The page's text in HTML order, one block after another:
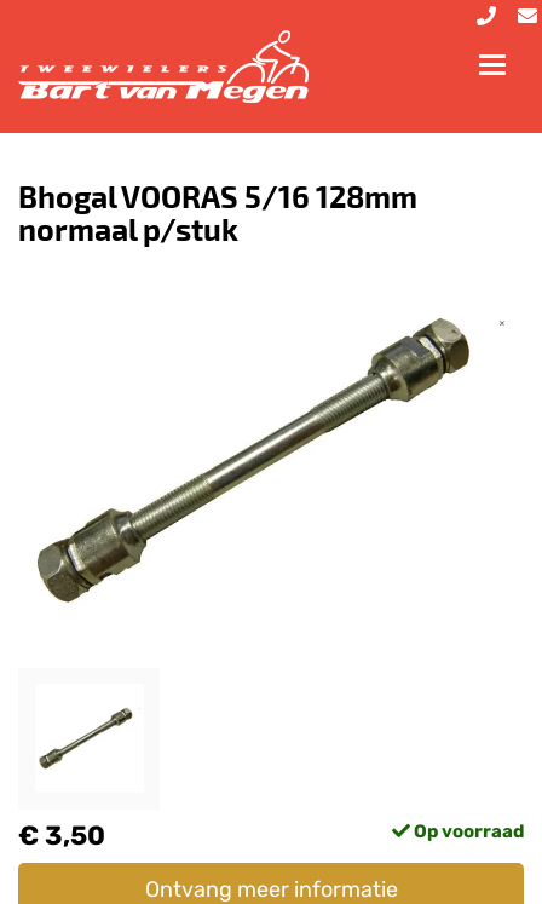
Bhogal VOORAS 5/16 128mm
normaal p/stuk
€ 3,50 Op voorraad
Ontvang meer informatie